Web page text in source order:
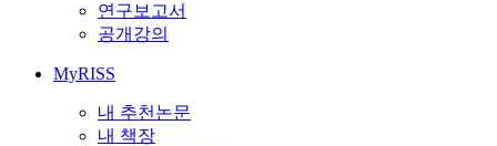
연구보고서
공개강의
MyRISS
내 추천논문
내 책장